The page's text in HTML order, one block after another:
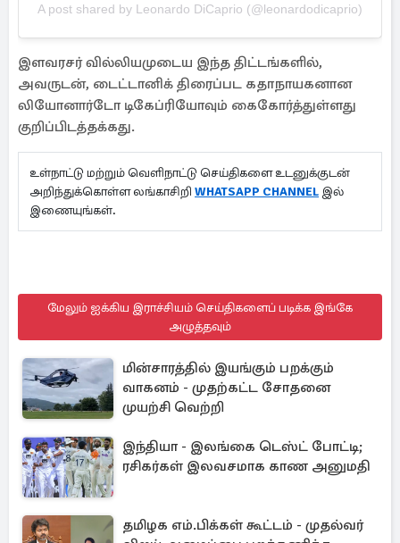
A post shared by Leonardo DiCaprio (@leonardodicaprio)
இளவரசர் வில்லியமுடைய இந்த திட்டங்களில்,
அவருடன், டைட்டானிக் திரைப்பட கதாநாயகனான
லியோனார்டோ டிகேப்ரியோவும் கைகோர்த்துள்ளது
குறிப்பிடத்தக்கது.
உள்நாட்டு மற்றும் வெளிநாட்டு செய்திகளை உடனுக்குடன்
அறிந்துக்கொள்ள லங்காசிறி WHATSAPP CHANNEL இல்
இணையுங்கள்.
மேலும் ஐக்கிய இராச்சியம் செய்திகளைப் படிக்க இங்கே
அழுத்தவும்
மின்சாரத்தில் இயங்கும் பறக்கும்
வாகனம் - முதற்கட்ட சோதனை
முயற்சி வெற்றி
இந்தியா - இலங்கை டெஸ்ட் போட்டி;
ரசிகர்கள் இலவசமாக காண அனுமதி
தமிழக எம்.பிக்கள் கூட்டம் - முதல்வர்